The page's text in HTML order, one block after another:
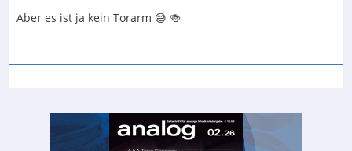
Aber es ist ja kein Torarm 😅 🍻